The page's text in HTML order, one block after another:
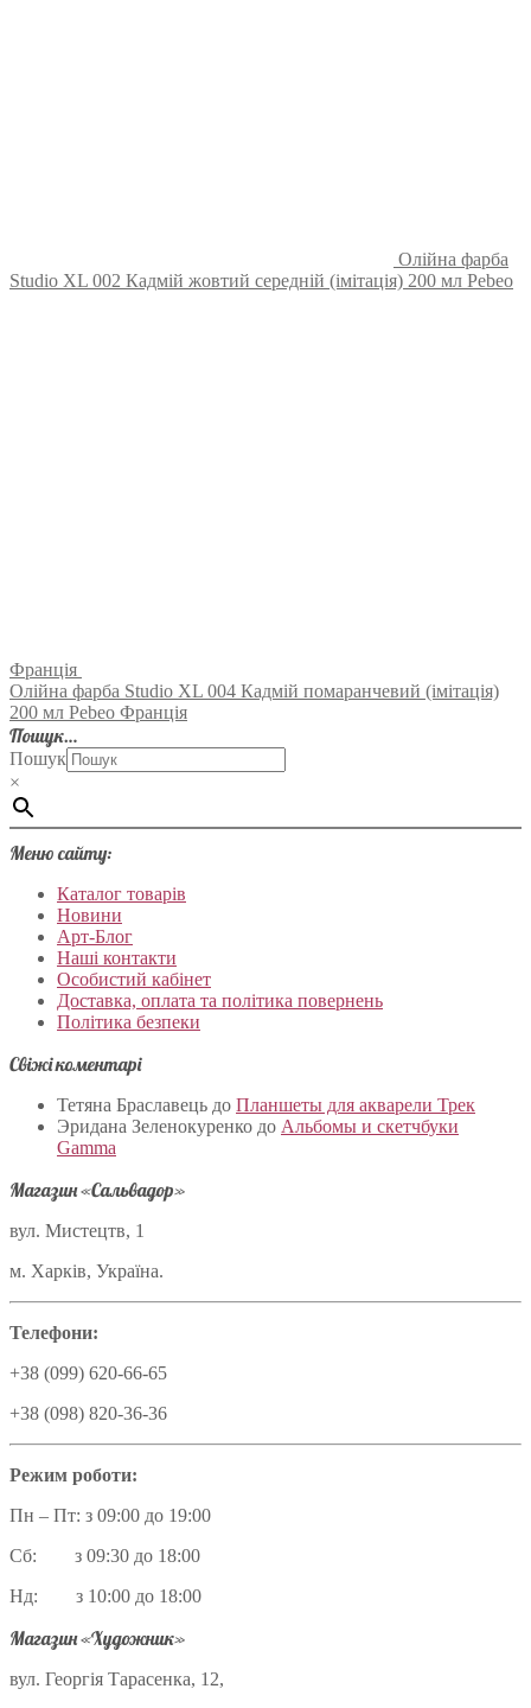
Олійна фарба
Studio XL 002 Кадмій жовтий середній (імітація) 200 мл Pebeo
Франція
Олійна фарба Studio XL 004 Кадмій помаранчевий (імітація)
200 мл Pebeo Франція
Пошук…
Пошук
×
Меню сайту:
Каталог товарів
Новини
Арт-Блог
Наші контакти
Особистий кабінет
Доставка, оплата та політика повернень
Політика безпеки
Свіжі коментарі
Тетяна Браславець до Планшеты для акварели Трек
Эридана Зеленокуренко до Альбомы и скетчбуки
Gamma
Магазин «Сальвадор»
вул. Мистецтв, 1
м. Харків, Україна.
Телефони:
+38 (099) 620-66-65
+38 (098) 820-36-36
Режим роботи:
Пн – Пт: з 09:00 до 19:00
Сб: з 09:30 до 18:00
Нд: з 10:00 до 18:00
Магазин «Художник»
вул. Георгія Тарасенка, 12,